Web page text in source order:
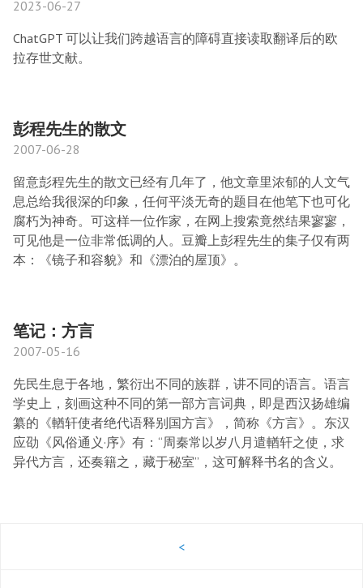
2023-06-27
ChatGPT 可以让我们跨越语言的障碍直接读取翻译后的欧
拉存世文献。
彭程先生的散文
2007-06-28
留意彭程先生的散文已经有几年了，他文章里浓郁的人文气
息总给我很深的印象，任何平淡无奇的题目在他笔下也可化
腐朽为神奇。可这样一位作家，在网上搜索竟然结果寥寥，
可见他是一位非常低调的人。豆瓣上彭程先生的集子仅有两
本：《镜子和容貌》和《漂泊的屋顶》。
笔记：方言
2007-05-16
先民生息于各地，繁衍出不同的族群，讲不同的语言。语言
学史上，刻画这种不同的第一部方言词典，即是西汉扬雄编
纂的《輶轩使者绝代语释别国方言》，简称《方言》。东汉
应劭《风俗通义·序》有：“周秦常以岁八月遣輶轩之使，求
异代方言，还奏籍之，藏于秘室”，这可解释书名的含义。
<